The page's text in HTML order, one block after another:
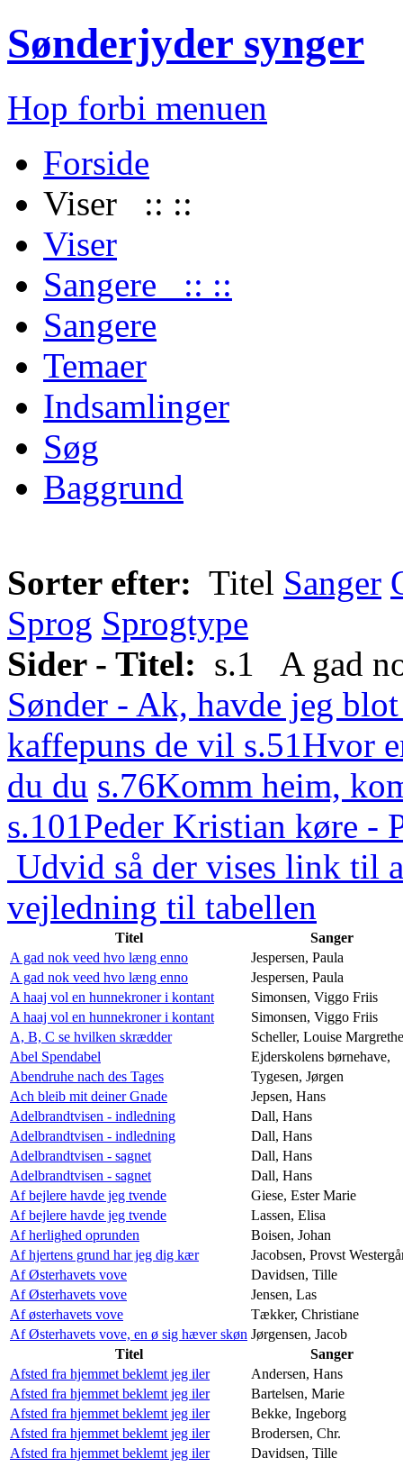
Sønderjyder synger
Hop forbi menuen
Forside
Viser :: ::
Viser
Sangere :: ::
Sangere
Temaer
Indsamlinger
Søg
Baggrund
Sorter efter: Titel Sanger
Sprog Sprogtype
Sider - Titel: s.1 A gad
Sønder - Ak, havde jeg
kaffepuns de vil s.51Hvor
du du s.76Komm heim,
s.101Peder Kristian køre -
Udvid så der vises link til
vejledning til tabellen
Titel
Sanger
A gad nok veed hvo læng enno
Jespersen, Paula
A gad nok veed hvo læng enno
Jespersen, Paula
A haaj vol en hunnekroner i kontant
Simonsen, Viggo Friis
A haaj vol en hunnekroner i kontant
Simonsen, Viggo Friis
A, B, C se hvilken skrædder
Scheller, Louise Margrethe
Abel Spendabel
Ejderskolens børnehave,
Abendruhe nach des Tages
Tygesen, Jørgen
Ach bleib mit deiner Gnade
Jepsen, Hans
Adelbrandtvisen - indledning
Dall, Hans
Adelbrandtvisen - indledning
Dall, Hans
Adelbrandtvisen - sagnet
Dall, Hans
Adelbrandtvisen - sagnet
Dall, Hans
Af bejlere havde jeg tvende
Giese, Ester Marie
Af bejlere havde jeg tvende
Lassen, Elisa
Af herlighed oprunden
Boisen, Johan
Af hjertens grund har jeg dig kær
Jacobsen, Provst
Af Østerhavets vove
Davidsen, Tille
Af Østerhavets vove
Jensen, Las
Af østerhavets vove
Tækker, Christiane
Af Østerhavets vove, en ø sig hæver skøn Jørgensen, Jacob
Titel
Sanger
Afsted fra hjemmet beklemt jeg iler
Andersen, Hans
Afsted fra hjemmet beklemt jeg iler
Bartelsen, Marie
Afsted fra hjemmet beklemt jeg iler
Bekke, Ingeborg
Afsted fra hjemmet beklemt jeg iler
Brodersen, Chr.
Afsted fra hjemmet beklemt jeg iler
Davidsen, Tille